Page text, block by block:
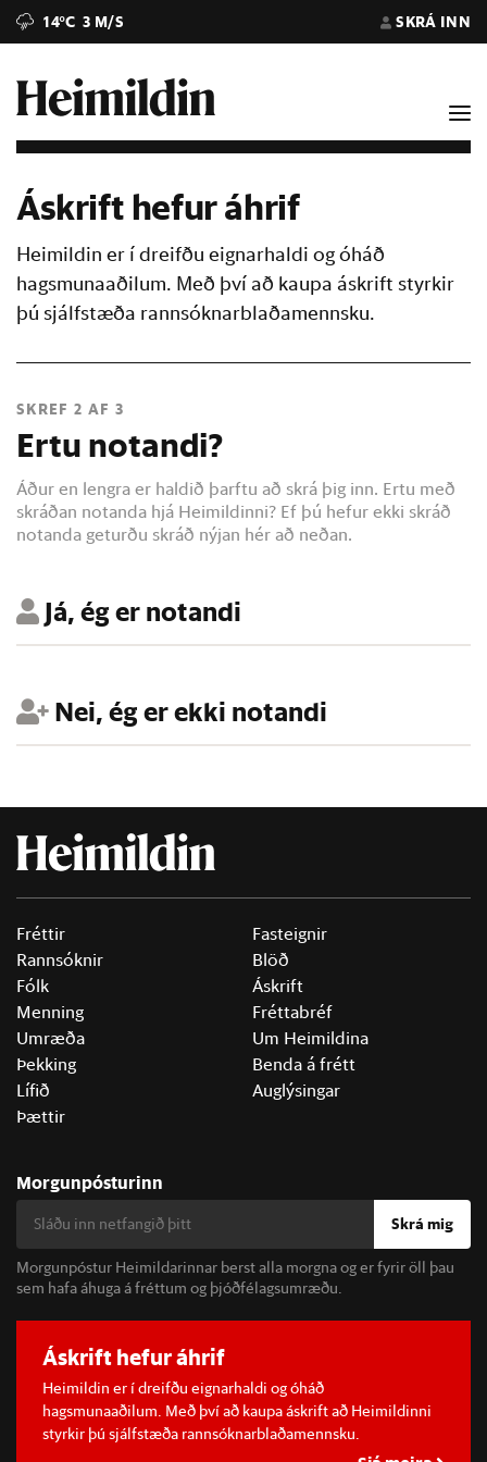
14°C 3 M/S SKRÁ INN
Áskrift hefur áhrif
Heimildin er í dreifðu eignarhaldi og óháð
hagsmunaaðilum. Með því að kaupa áskrift styrkir
þú sjálfstæða rannsóknarblaðamennsku.
SKREF 2 AF 3
Ertu notandi?
Áður en lengra er haldið þarftu að skrá þig inn. Ertu með
skráðan notanda hjá Heimildinni? Ef þú hefur ekki skráð
notanda geturðu skráð nýjan hér að neðan.
Já, ég er notandi
Nei, ég er ekki notandi
Fréttir
Rannsóknir
Fólk
Menning
Umræða
Þekking
Lífið
Þættir
Fasteignir
Blöð
Áskrift
Fréttabréf
Um Heimildina
Benda á frétt
Auglýsingar
Morgunpósturinn
Skrá mig
Morgunpóstur Heimildarinnar berst alla morgna og er fyrir öll þau
sem hafa áhuga á fréttum og þjóðfélagsumræðu.
Áskrift hefur áhrif
Heimildin er í dreifðu eignarhaldi og óháð
hagsmunaaðilum. Með því að kaupa áskrift að Heimildinni
styrkir þú sjálfstæða rannsóknarblaðamennsku.